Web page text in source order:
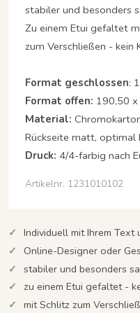
stabiler und besonders
Zu einem Etui gefaltet
zum Verschließen -
Format geschlossen:
Format offen: 190,50
Material:
Rückseite matt,
Druck: 4/4-farbig nach
Artikelnr. 1231010102
Individuell mit Ihrem Text
Online-Designer oder
stabiler und besonders
zu einem Etui gefaltet -
mit Schlitz zum